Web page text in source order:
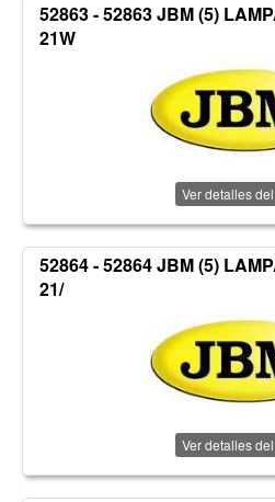
52863 - 52863 JBM (5)
21W
Ver detalles
52864 - 52864 JBM (5)
21/
Ver detalles